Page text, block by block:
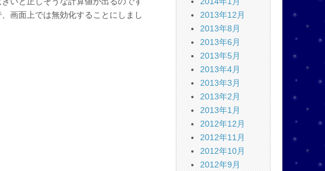
画面上では無効化することにしまし
2013年12月
2013年8月
2013年6月
2013年5月
2013年4月
2013年3月
2013年2月
2013年1月
2012年12月
2012年11月
2012年10月
2012年9月